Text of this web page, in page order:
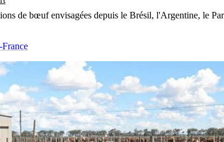
de bœuf envisagées depuis le Brésil, l'Argentine, le
France